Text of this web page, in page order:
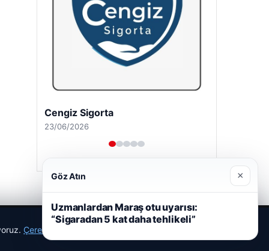
Cengiz Sigorta
23/06/2026
Çerez Politikamız
Göz Atın ×
Uzmanlardan Maraş otu uyarısı:
“Sigaradan 5 kat daha tehlikeli”